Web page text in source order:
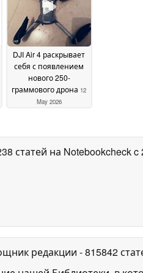
DJI Air 4 раскрывает
себя с появлением
нового 250-
граммового дрона 12
May 2026
статей на Notebookcheckc
редакции - 815842